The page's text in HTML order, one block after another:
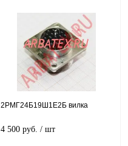
2РМГ24Б19Ш1Е2Б вилка
4 500 руб. / шт